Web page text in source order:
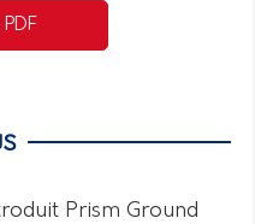
Prism Ground